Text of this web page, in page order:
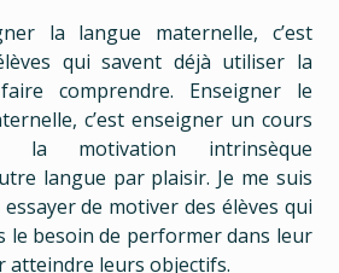
la langue maternelle, c’est
qui savent déjà utiliser la
comprendre. Enseigner le
c’est enseigner un cours
la motivation intrinsèque
langue par plaisir. Je me suis
de motiver des élèves qui
le besoin de performer dans leur
leurs objectifs.